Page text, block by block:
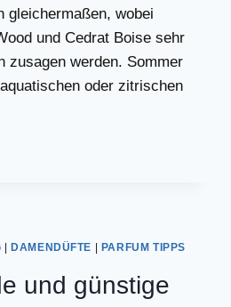
gleichermaßen, wobei
und Cedrat Boise sehr
zusagen werden. Sommer
oder zitrischen
DAMENDÜFTE PARFUM TIPPS
und günstige